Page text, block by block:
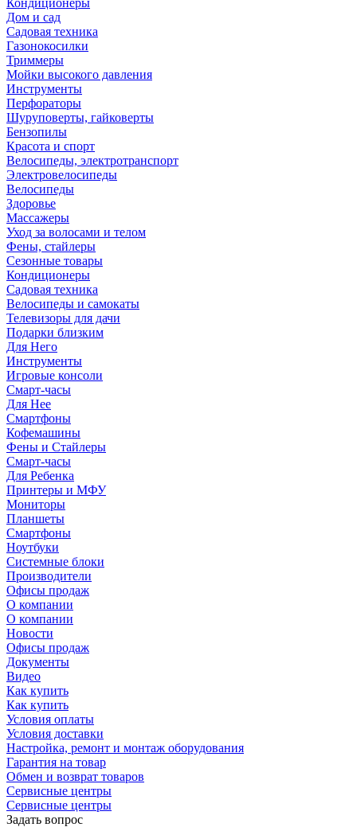
Кондиционеры
Дом и сад
Садовая техника
Газонокосилки
Триммеры
Мойки высокого давления
Инструменты
Перфораторы
Шуруповерты, гайковерты
Бензопилы
Красота и спорт
Велосипеды, электротранспорт
Электровелосипеды
Велосипеды
Здоровье
Массажеры
Уход за волосами и телом
Фены, стайлеры
Сезонные товары
Кондиционеры
Садовая техника
Велосипеды и самокаты
Телевизоры для дачи
Подарки близким
Для Него
Инструменты
Игровые консоли
Смарт-часы
Для Нее
Смартфоны
Кофемашины
Фены и Стайлеры
Смарт-часы
Для Ребенка
Принтеры и МФУ
Мониторы
Планшеты
Смартфоны
Ноутбуки
Системные блоки
Производители
Офисы продаж
О компании
О компании
Новости
Офисы продаж
Документы
Видео
Как купить
Как купить
Условия оплаты
Условия доставки
Настройка, ремонт и монтаж оборудования
Гарантия на товар
Обмен и возврат товаров
Сервисные центры
Сервисные центры
Задать вопрос